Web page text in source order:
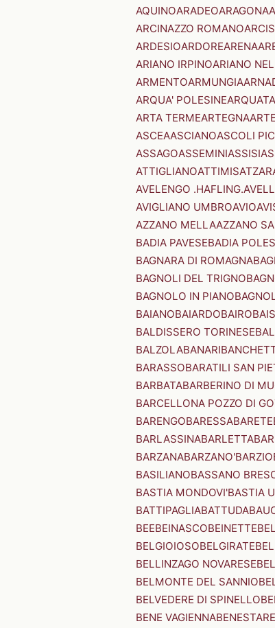
AQUINOARADEOARAGONA
ARCINAZZO ROMANO
ARDESIOARDOREARENA
ARIANO IRPINOARIANO
ARMENTOARMUNGIA
ARQUA' POLESINE
ARTA TERMEARTEGNA
ASCEAASCIANOASCOLI
ASSAGOASSEMINIASSISI
ATTIGLIANOATTIMIS
AVELENGO .HAFLING.
AVIGLIANO UMBROAVIO
AZZANO MELLAAZZANO
BADIA PAVESEBADIA
BAGNARA DI ROMAGNA
BAGNOLI DEL TRIGNO
BAGNOLO IN PIANO
BAIANOBAIARDOBAIRO
BALDISSERO TORINESE
BALZOLABANARI
BARASSOBARATILI SAN
BARBATABARBERINO DI
BARCELLONA POZZO DI
BARENGOBARESSABARETE
BARLASSINABARLETTA
BARZANABARZANO'BARZIO
BASILIANOBASSANO
BASTIA MONDOVI'BASTIA
BATTIPAGLIABATTUDA
BEEBEINASCOBEINETTE
BELGIOIOSOBELGIRATE
BELLINZAGO NOVARESE
BELMONTE DEL SANNIO
BELVEDERE DI SPINELLO
BENE VAGIENNABENESTARE